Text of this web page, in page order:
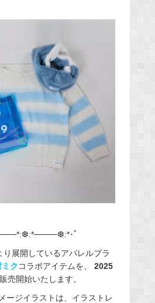
❆:*────❆:*･ﾟ
り展開しているアパレルブラ
ミク コラボアイテムを、 2025
売開始いたします。
ージイラストは、イラストレ